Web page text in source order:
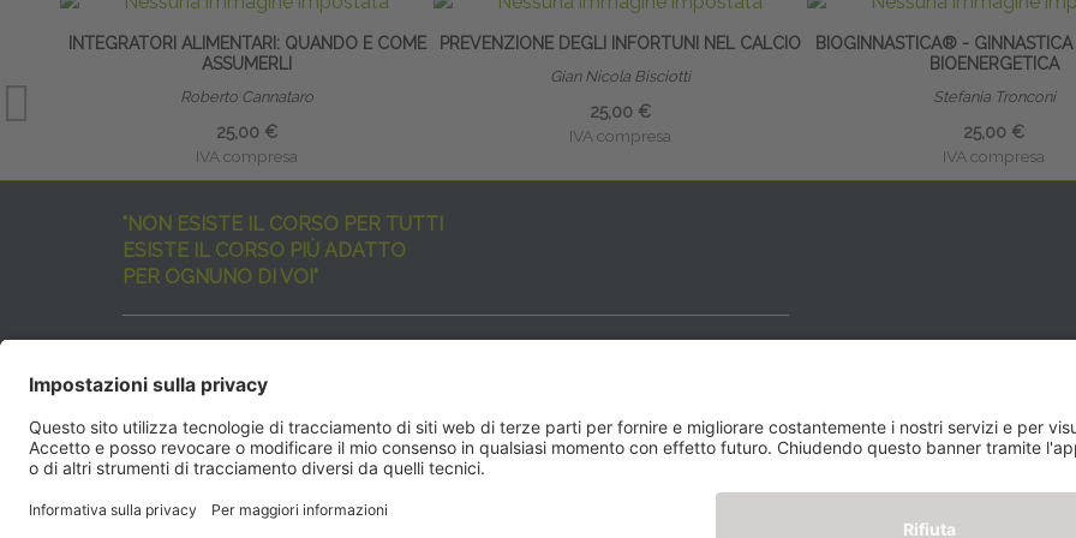
INTEGRATORI ALIMENTARI: QUANDO E COME
ASSUMERLI
Roberto Cannataro
25,00 €
IVA compresa
PREVENZIONE DEGLI INFORTUNI NEL CALCIO
Gian Nicola Bisciotti
25,00 €
IVA compresa
BIOGINNASTICA® - GINNASTICA
BIOENERGETICA
Stefania Tronconi
25,00 €
IVA compresa
"NON ESISTE IL CORSO PER TUTTI
ESISTE IL CORSO PIÙ ADATTO
PER OGNUNO DI VOI"
ma rispondenti a diverse esigenze formative
e di aggiornamento professionale.
EdiAcademyvuole aiutarvi nella scelta dell’evento ideale
SEGUICI QUI: